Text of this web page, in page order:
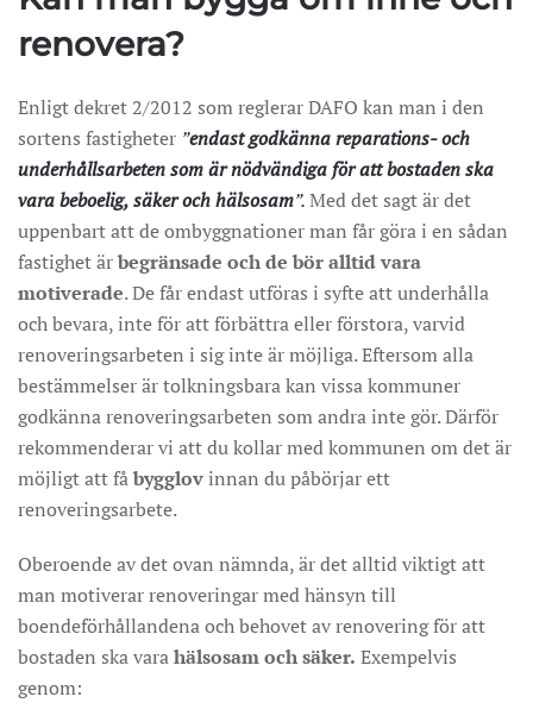
renovera?
Enligt dekret 2/2012 som reglerar DAFO kan man i den
sortens fastigheter ”endast godkänna reparations- och
underhållsarbeten som är nödvändiga för att bostaden ska
vara beboelig, säker och hälsosam”.Med det sagt är det
uppenbart att de ombyggnationer man får göra i en sådan
fastighet ärbegränsade och de bör alltid vara
motiverade. De får endast utföras i syfte att underhålla
och bevara, inte för att förbättra eller förstora, varvid
renoveringsarbeten i sig inte är möjliga. Eftersom alla
bestämmelser är tolkningsbara kan vissa kommuner
godkänna renoveringsarbeten som andra inte gör. Därför
rekommenderar vi att du kollar med kommunen om det är
möjligt att fåbygglovinnan du påbörjar ett
renoveringsarbete.
Oberoende av det ovan nämnda, är det alltid viktigt att
man motiverar renoveringar med hänsyn till
boendeförhållandena och behovet av renovering för att
bostaden ska varahälsosam och säker. Exempelvis
genom: